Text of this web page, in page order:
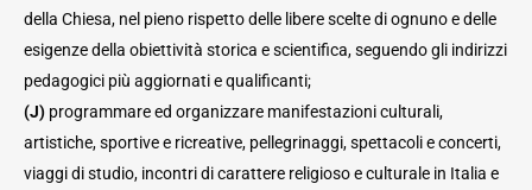
della Chiesa, nel pieno rispetto delle libere scelte di ognuno e delle
esigenze della obiettività storica e scientifica, seguendo gli indirizzi
pedagogici più aggiornati e qualificanti;
(J) programmare ed organizzare manifestazioni culturali,
artistiche, sportive e ricreative, pellegrinaggi, spettacoli e concerti,
viaggi di studio, incontri di carattere religioso e culturale in Italia e